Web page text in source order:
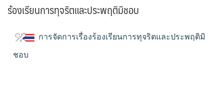
ร้องเรียนการทุจริตและประพฤติมิชอบ
การจัดการเรื่องร้องเรียนการทุจริตและประพฤติมิ
ชอบ